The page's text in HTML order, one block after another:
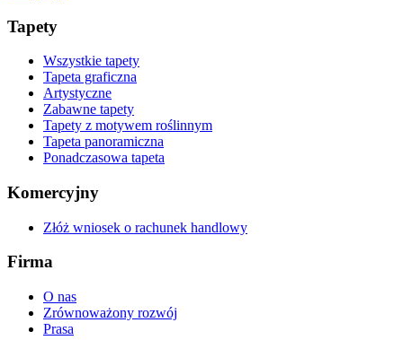
Tapety
Wszystkie tapety
Tapeta graficzna
Artystyczne
Zabawne tapety
Tapety z motywem roślinnym
Tapeta panoramiczna
Ponadczasowa tapeta
Komercyjny
Złóż wniosek o rachunek handlowy
Firma
O nas
Zrównoważony rozwój
Prasa